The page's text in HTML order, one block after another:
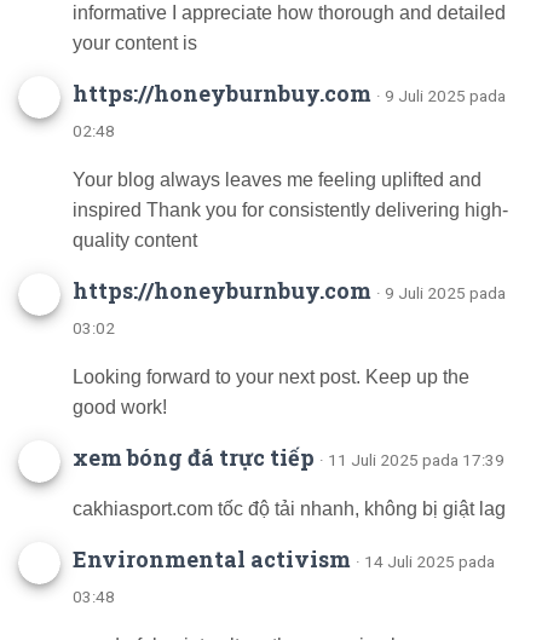
informative I appreciate how thorough and detailed
your content is
https://honeyburnbuy.com · 9 Juli 2025 pada
02:48
Your blog always leaves me feeling uplifted and
inspired Thank you for consistently delivering high-
quality content
https://honeyburnbuy.com · 9 Juli 2025 pada
03:02
Looking forward to your next post. Keep up the
good work!
xem bóng đá trực tiếp · 11 Juli 2025 pada 17:39
cakhiasport.com tốc độ tải nhanh, không bị giật lag
Environmental activism · 14 Juli 2025 pada
03:48